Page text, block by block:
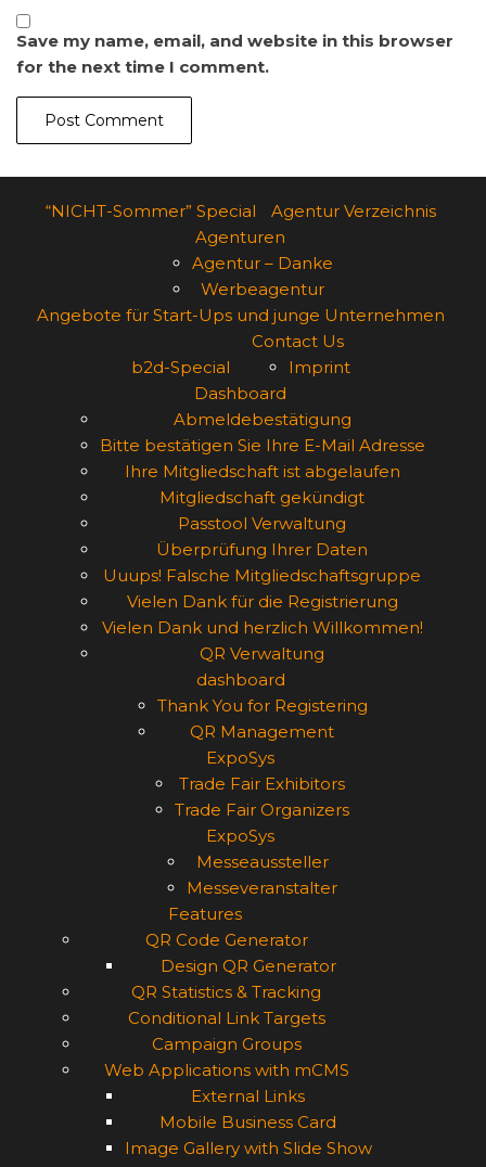
Save my name, email, and website in this browser
for the next time I comment.
“NICHT-Sommer” Special
Agentur Verzeichnis
Agenturen
Agentur – Danke
Werbeagentur
Angebote für Start-Ups und junge Unternehmen
b2d-Special
Contact Us
Imprint
Dashboard
Abmeldebestätigung
Bitte bestätigen Sie Ihre E-Mail Adresse
Ihre Mitgliedschaft ist abgelaufen
Mitgliedschaft gekündigt
Passtool Verwaltung
Überprüfung Ihrer Daten
Uuups! Falsche Mitgliedschaftsgruppe
Vielen Dank für die Registrierung
Vielen Dank und herzlich Willkommen!
QR Verwaltung
dashboard
Thank You for Registering
QR Management
ExpoSys
Trade Fair Exhibitors
Trade Fair Organizers
ExpoSys
Messeaussteller
Messeveranstalter
Features
QR Code Generator
Design QR Generator
QR Statistics & Tracking
Conditional Link Targets
Campaign Groups
Web Applications with mCMS
External Links
Mobile Business Card
Image Gallery with Slide Show